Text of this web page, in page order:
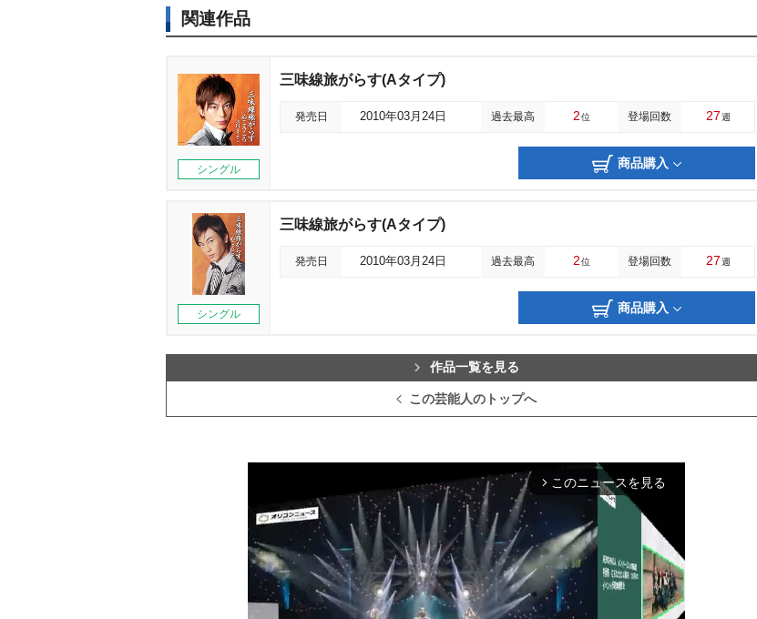
関連作品
シングル
三味線旅がらす(Aタイプ)
発売日 2010年03月24日 過去最高 2位 登場回数 27週
商品購入
シングル
三味線旅がらす(Aタイプ)
発売日 2010年03月24日 過去最高 2位 登場回数 27週
商品購入
作品一覧を見る
この芸能人のトップへ
arrow_forward_ios このニュースを見る